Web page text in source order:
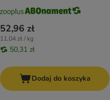
52,96 zł
11,04 zł / kg
50,31 zł
Dodaj do koszyka